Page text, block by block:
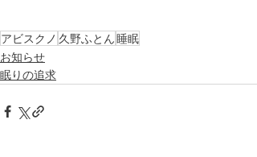
アビスクノ 久野ふとん睡眠
お知らせ
眠りの追求